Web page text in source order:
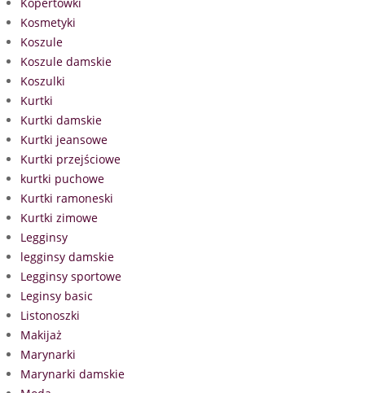
Kosmetyki
Koszule
Koszule damskie
Koszulki
Kurtki
Kurtki damskie
Kurtki jeansowe
Kurtki przejściowe
kurtki puchowe
Kurtki ramoneski
Kurtki zimowe
Legginsy
legginsy damskie
Legginsy sportowe
Leginsy basic
Listonoszki
Makijaż
Marynarki
Marynarki damskie